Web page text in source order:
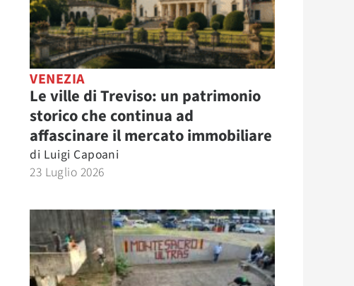
VENEZIA
Le ville di Treviso: un patrimonio
storico che continua ad
affascinare il mercato immobiliare
di Luigi Capoani
23 Luglio 2026